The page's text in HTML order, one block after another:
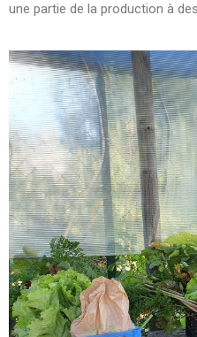
une partie de la production à